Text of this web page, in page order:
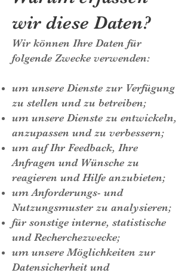
wir diese Daten?
Wir können Ihre Daten für
folgende Zwecke verwenden:
um unsere Dienste zur Verfügung
zu stellen und zu betreiben;
um unsere Dienste zu entwickeln,
anzupassen und zu verbessern;
um auf Ihr Feedback, Ihre
Anfragen und Wünsche zu
reagieren und Hilfe anzubieten;
um Anforderungs- und
Nutzungsmuster zu analysieren;
für sonstige interne, statistische
und Recherchezwecke;
um unsere Möglichkeiten zur
Datensicherheit und